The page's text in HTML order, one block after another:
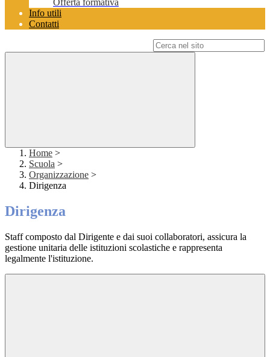
Offerta formativa
Info utili
Contatti
Home >
Scuola >
Organizzazione >
Dirigenza
Dirigenza
Staff composto dal Dirigente e dai suoi collaboratori, assicura la
gestione unitaria delle istituzioni scolastiche e rappresenta
legalmente l'istituzione.